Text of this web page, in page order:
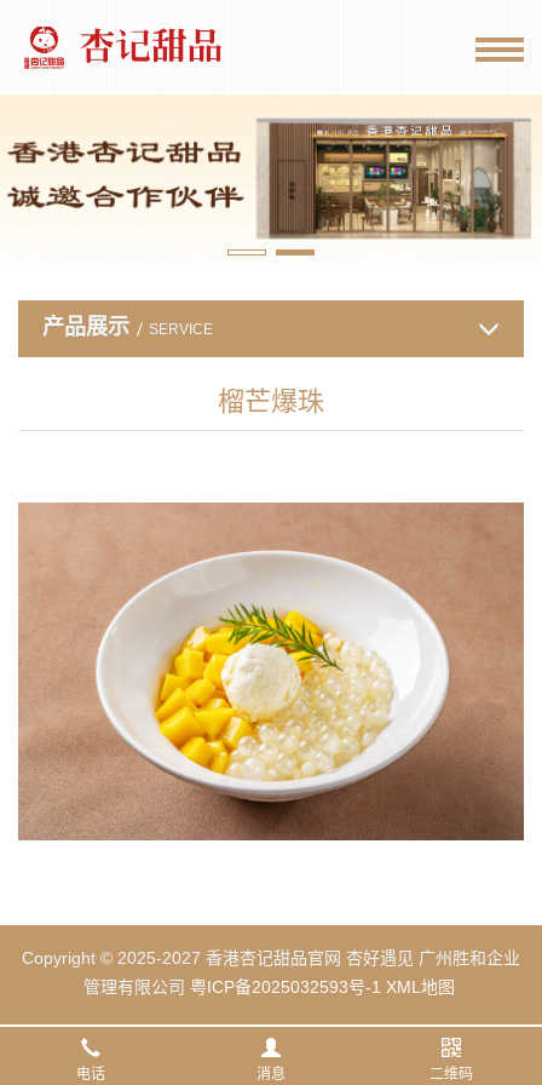
产品展示 SERVICE
榴芒爆珠
Copyright © 2025-2027 香港杏记甜品官网 杏好遇见 广州胜和企业
管理有限公司 粤ICP备2025032593号-1 XML地图
电话 消息 二维码